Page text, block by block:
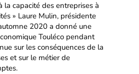
la capacité des entreprises à
» Laure Mulin, présidente
2020 a donné une
Touléco pendant
sur les conséquences de la
et sur le métier de